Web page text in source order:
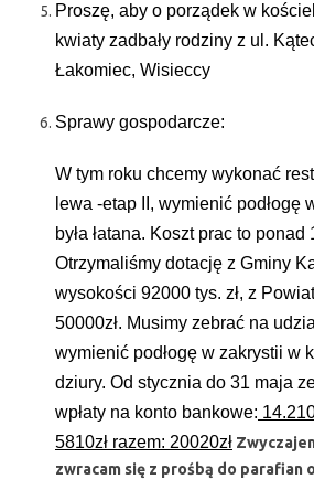
Proszę, aby o porządek w
kwiaty zadbały rodziny z ul.
Łakomiec, Wisieccy
Sprawy gospodarcze:
W tym roku chcemy wykonać
lewa -etap II, wymienić podłogę
była łatana. Koszt prac to ponad
Otrzymaliśmy dotację z Gminy
wysokości 92000 tys. zł, z
50000zł. Musimy zebrać na
wymienić podłogę w zakrystii w
dziury. Od stycznia do 31 maja
wpłaty na konto bankowe:
5810zł razem: 20020zł
zwracam się z prośbą do parafian